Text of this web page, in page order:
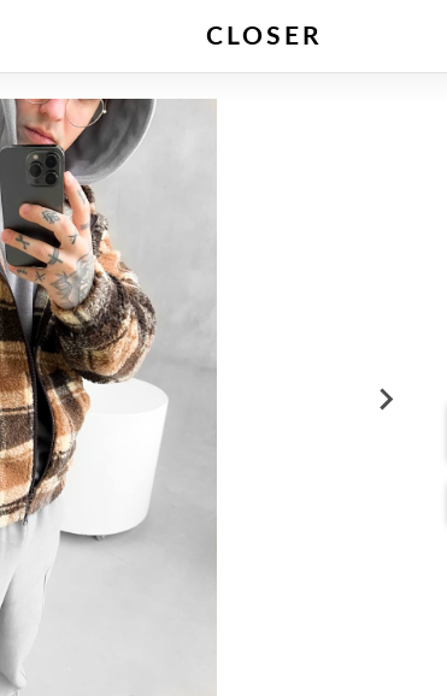
Зв'яжіться з нами
CLOSER